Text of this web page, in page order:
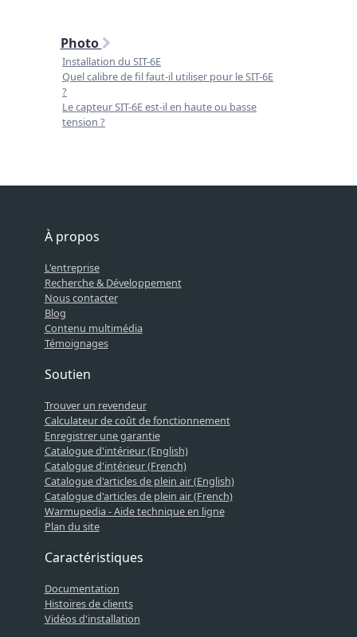
Photo
Installation du SIT-6E
Quel calibre de fil faut-il utiliser pour le SIT-6E
?
Le capteur SIT-6E est-il en haute ou basse
tension ?
À propos
L'entreprise
Recherche & Développement
Nous contacter
Blog
Contenu multimédia
Témoignages
Soutien
Trouver un revendeur
Calculateur de coût de fonctionnement
Enregistrer une garantie
Catalogue d'intérieur (English)
Catalogue d'intérieur (French)
Catalogue d'articles de plein air (English)
Catalogue d'articles de plein air (French)
Warmupedia - Aide technique en ligne
Plan du site
Caractéristiques
Documentation
Histoires de clients
Vidéos d'installation